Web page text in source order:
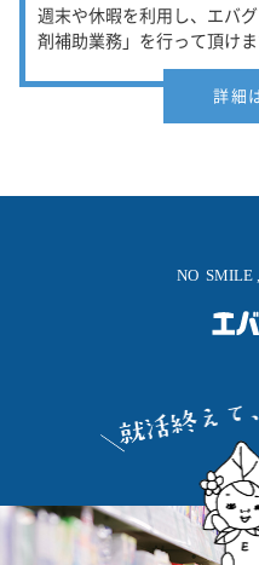
週末や休暇を利用し、エバ
剤補助業務」を行って頂けま
詳細